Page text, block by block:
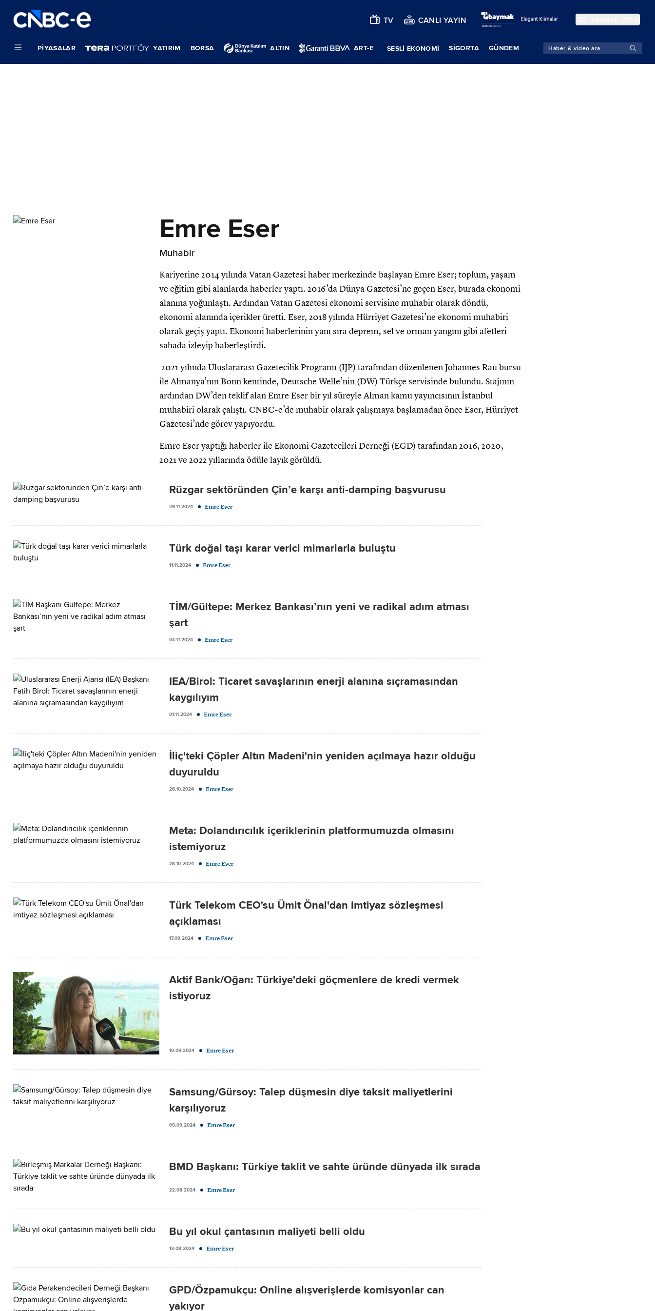
TV CANLI YAYIN
PIYASALAR YATIRIM BORSA ALTIN ART-E SESLİ EKONOMİ SIGORTA GÜNDEM
Emre Eser
Muhabir
Kariyerine 2014 yılında Vatan Gazetesi haber merkezinde başlayan Emre Eser; toplum, yaşam
ve eğitim gibi alanlarda haberler yaptı. 2016’da Dünya Gazetesi’ne geçen Eser, burada ekonomi
alanına yoğunlaştı. Ardından Vatan Gazetesi ekonomi servisine muhabir olarak döndü,
ekonomi alanında içerikler üretti. Eser, 2018 yılında Hürriyet Gazetesi’ne ekonomi muhabiri
olarak geçiş yaptı. Ekonomi haberlerinin yanı sıra deprem, sel ve orman yangını gibi afetleri
sahada izleyip haberleştirdi.
2021 yılında Uluslararası Gazetecilik Programı (IJP) tarafından düzenlenen Johannes Rau bursu
ile Almanya’nın Bonn kentinde, Deutsche Welle’nin (DW) Türkçe servisinde bulundu. Stajının
ardından DW’den teklif alan Emre Eser bir yıl süreyle Alman kamu yayıncısının İstanbul
muhabiri olarak çalıştı. CNBC-e’de muhabir olarak çalışmaya başlamadan önce Eser, Hürriyet
Gazetesi’nde görev yapıyordu.
Emre Eser yaptığı haberler ile Ekonomi Gazetecileri Derneği (EGD) tarafından 2016, 2020,
2021 ve 2022 yıllarında ödüle layık görüldü.
Rüzgar sektöründen Çin’e karşı anti-damping başvurusu
29.11.2024 Emre Eser
Türk doğal taşı karar verici mimarlarla buluştu
11.11.2024 Emre Eser
TİM/Gültepe: Merkez Bankası’nın yeni ve radikal adım atması
şart
04.11.2024 Emre Eser
IEA/Birol: Ticaret savaşlarının enerji alanına sıçramasından
kaygılıyım
01.11.2024 Emre Eser
İliç'teki Çöpler Altın Madeni'nin yeniden açılmaya hazır olduğu
duyuruldu
28.10.2024 Emre Eser
Meta: Dolandırıcılık içeriklerinin platformumuzda olmasını
istemiyoruz
28.10.2024 Emre Eser
Türk Telekom CEO'su Ümit Önal'dan imtiyaz sözleşmesi
açıklaması
17.09.2024 Emre Eser
Aktif Bank/Oğan: Türkiye'deki göçmenlere de kredi vermek
istiyoruz
10.09.2024 Emre Eser
Samsung/Gürsoy: Talep düşmesin diye taksit maliyetlerini
karşılıyoruz
09.09.2024 Emre Eser
BMD Başkanı: Türkiye taklit ve sahte üründe dünyada ilk sırada
22.08.2024 Emre Eser
Bu yıl okul çantasının maliyeti belli oldu
13.08.2024 Emre Eser
GPD/Özpamukçu: Online alışverişlerde komisyonlar can
yakıyor